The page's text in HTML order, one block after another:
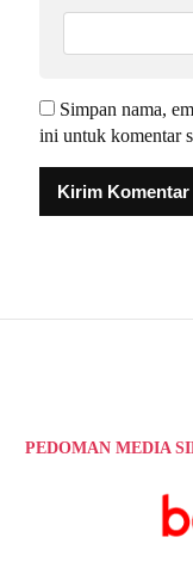
Simpan nama,
ini untuk komentar
PEDOMAN MEDIA